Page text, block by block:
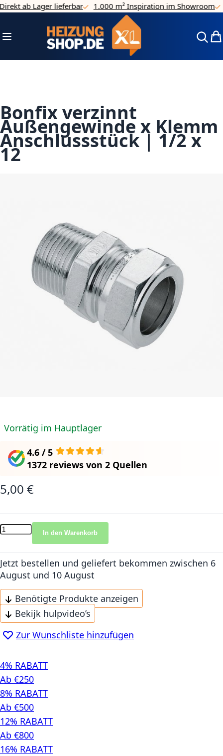
Direkt zum Inhalt
ab Lager lieferbar 1.000 m² Inspiration im Showroom
Navigation umschalten
Bonfix verzinnt
Außengewinde x Klemm
Anschlussstück | 1/2 x
12
Vorrätig im Hauptlager
4.6 / 5
1372 reviews von 2 Quellen
5,00 €
In den Warenkorb
Jetzt bestellen und geliefert bekommen zwischen 6
August und 10 August
Benötigte Produkte anzeigen
Bekijk hulpvideo’s
Zur Wunschliste hinzufügen
4% RABATT
Ab €250
8% RABATT
Ab €500
12% RABATT
Ab €800
16% RABATT